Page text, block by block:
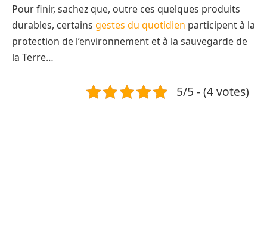
Pour finir, sachez que, outre ces quelques produits
durables, certains gestes du quotidien participent à la
protection de l’environnement et à la sauvegarde de
la Terre…
5/5 - (4 votes)